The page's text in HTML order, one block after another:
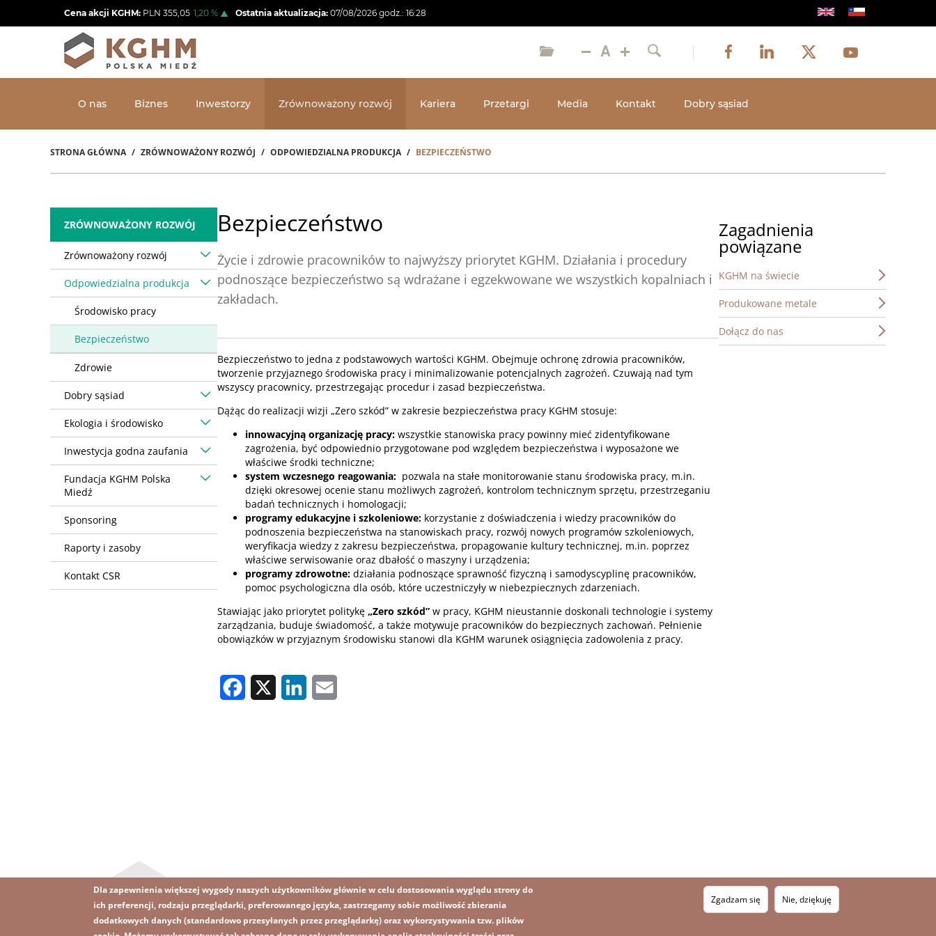
do
Cena akcji KGHM: PLN 355,05 1,20 % Ostatnia aktualizacja: 07/08/2026 godz.: 16:28
Szukaj
Social
media
Facebook
Obraz
LinkedIn
Obraz
Twitter
Obraz
Youtube
Obraz
O nas Biznes Inwestorzy Zrównoważony rozwój Kariera Przetargi Media Kontakt Dobry sąsiad
Ścieżka
STRONA GŁÓWNA ZRÓWNOWAŻONY ROZWÓJ ODPOWIEDZIALNA PRODUKCJA BEZPIECZEŃSTWO
Bezpieczeństwo
Życie i zdrowie pracowników to najwyższy priorytet KGHM. Działania i procedury
podnoszące bezpieczeństwo są wdrażane i egzekwowane we wszystkich kopalniach i
zakładach.
Bezpieczeństwo to jedna z podstawowych wartości KGHM. Obejmuje ochronę zdrowia pracowników,
tworzenie przyjaznego środowiska pracy i minimalizowanie potencjalnych zagrożeń. Czuwają nad tym
wszyscy pracownicy, przestrzegając procedur i zasad bezpieczeństwa.
Dążąc do realizacji wizji „Zero szkód” w zakresie bezpieczeństwa pracy KGHM stosuje:
innowacyjną organizację pracy: wszystkie stanowiska pracy powinny mieć zidentyfikowane
zagrożenia, być odpowiednio przygotowane pod względem bezpieczeństwa i wyposażone we
właściwe środki techniczne;
system wczesnego reagowania: pozwala na stałe monitorowanie stanu środowiska pracy, m.in.
dzięki okresowej ocenie stanu możliwych zagrożeń, kontrolom technicznym sprzętu, przestrzeganiu
badań technicznych i homologacji;
programy edukacyjne i szkoleniowe: korzystanie z doświadczenia i wiedzy pracowników do
podnoszenia bezpieczeństwa na stanowiskach pracy, rozwój nowych programów szkoleniowych,
weryfikacja wiedzy z zakresu bezpieczeństwa, propagowanie kultury technicznej, m.in. poprzez
właściwe serwisowanie oraz dbałość o maszyny i urządzenia;
programy zdrowotne: działania podnoszące sprawność fizyczną i samodyscyplinę pracowników,
pomoc psychologiczna dla osób, które uczestniczyły w niebezpiecznych zdarzeniach.
Stawiając jako priorytet politykę „Zero szkód” w pracy, KGHM nieustannie doskonali technologie i systemy
zarządzania, buduje świadomość, a także motywuje pracowników do bezpiecznych zachowań. Pełnienie
obowiązków w przyjaznym środowisku stanowi dla KGHM warunek osiągnięcia zadowolenia z pracy.
Facebook LinkedIn
ZRÓWNOWAŻONY ROZWÓJ
Zrównoważony rozwój
Odpowiedzialna produkcja
Środowisko pracy
Bezpieczeństwo
Zdrowie
Dobry sąsiad
Ekologia i środowisko
Inwestycja godna zaufania
Fundacja KGHM Polska
Miedź
Sponsoring
Raporty i zasoby
Kontakt CSR
Zagadnienia
powiązane
KGHM na świecie
Produkowane metale
Dołącz do nas
Dla zapewnienia większej wygody naszych użytkowników głównie w celu dostosowania wyglądu strony do
ich preferencji, rodzaju przeglądarki, preferowanego języka, zastrzegamy sobie możliwość zbierania
dodatkowych danych (standardowo przesyłanych przez przeglądarkę) oraz wykorzystywania tzw. plików
Zgadzam się Nie, dziękuję